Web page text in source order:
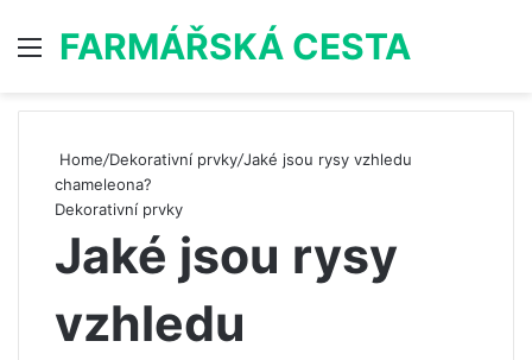
Menu
FARMÁŘSKÁ CESTA
Home/Dekorativní prvky/Jaké jsou rysy vzhledu
chameleona?
Dekorativní prvky
Jaké jsou rysy
vzhledu